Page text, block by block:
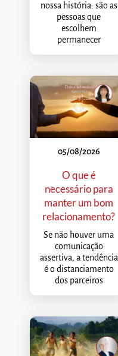
nossa história: são as
pessoas que
escolhem
permanecer
05/08/2026
O que é
necessário para
manter um bom
relacionamento?
Se não houver uma
comunicação
assertiva, a tendência
é o distanciamento
dos parceiros